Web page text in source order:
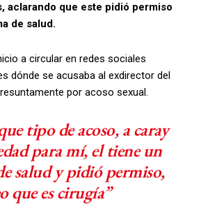
aclarando que este pidió permiso
de salud.
a circular en redes sociales
dónde se acusaba al exdirector del
por acoso sexual.
tipo de acoso, a caray
para mí, el tiene un
salud y pidió permiso,
que es cirugía”